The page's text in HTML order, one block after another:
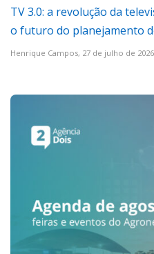
TV 3.0: a revolução da
o futuro do planejamento
Henrique Campos, 27 de julho de 2026